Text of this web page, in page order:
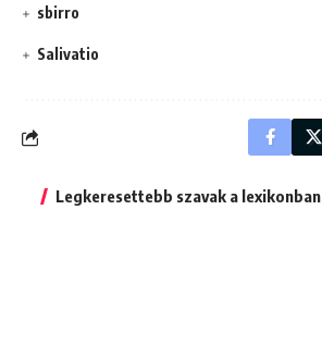
sbirro
Salivatio
Legkeresettebb szavak a lexikonban